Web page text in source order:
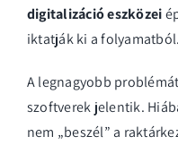
digitalizáció eszközei
iktatják ki a folyamatból.
A legnagyobb
szoftverek jelentik.
nem „beszél” a